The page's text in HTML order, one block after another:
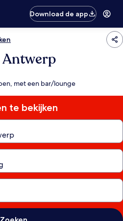
Download de app
met een bar/lounge
te bekijken